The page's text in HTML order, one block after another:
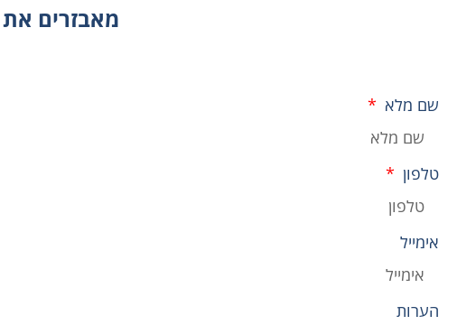
מאבזרים
שם מלא
טלפון
אימייל
הערות